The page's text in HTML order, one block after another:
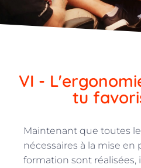
VI -
tu
Maintenant que toutes
nécessaires à la mise
formation sont réalisées,